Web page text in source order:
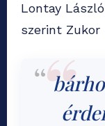
Lontay
szerint Zukor